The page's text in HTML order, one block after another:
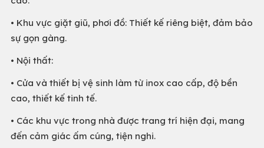
• Khu vực giặt giũ, phơi đồ: Thiết kế riêng biệt, đảm bảo
sự gọn gàng.
• Nội thất:
• Cửa và thiết bị vệ sinh làm từ inox cao cấp, độ bền
cao, thiết kế tinh tế.
• Các khu vực trong nhà được trang trí hiện đại, mang
đến cảm giác ấm cúng, tiện nghi.